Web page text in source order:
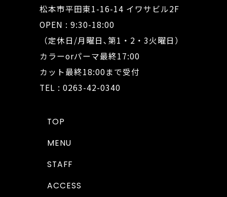
松本市平田東1-16-14 イワサビル2F
OPEN : 9:30-18:00
（定休日/月曜日､第1・2・3火曜日）
カラーorパーマ最終17:00
カット最終18:00まで受付
TEL : 0263-42-0340
TOP
MENU
STAFF
ACCESS